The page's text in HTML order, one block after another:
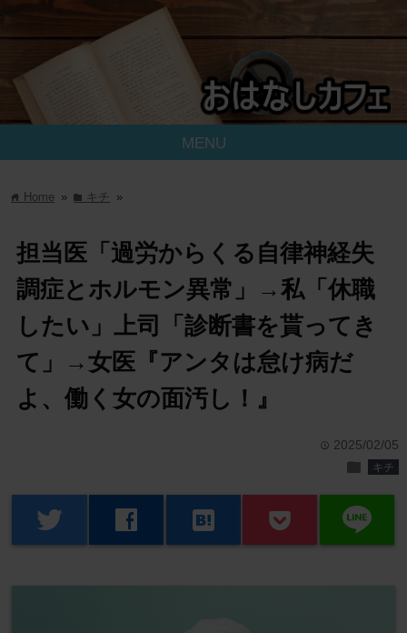
MENU
home Home » folder キチ »
担当医「過労からくる自律神経失
調症とホルモン異常」→私「休職
したい」上司「診断書を貰ってき
て」→女医『アンタは怠け病だ
よ、働く女の面汚し！』
time 2025/02/05
folder キチ
twitter facebook hatenabookmark line